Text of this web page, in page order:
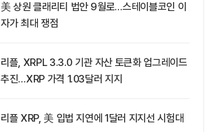
美 상원 클래리티 법안 9월로…스테이블코인 이
자가 최대 쟁점
리플, XRPL 3.3.0 기관 자산 토큰화 업그레이드
추진…XRP 가격 1.03달러 지지
리플 XRP, 美 입법 지연에 1달러 지지선 시험대